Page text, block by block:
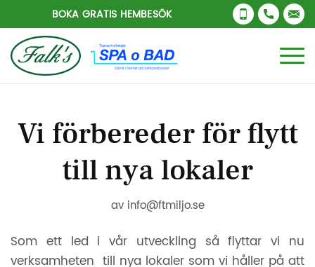
BOKA GRATIS HEMBESÖK
Vi förbereder för flytt
till nya lokaler
av info@ftmiljo.se
Som ett led i vår utveckling så flyttar vi nu
verksamheten till nya lokaler som vi håller på att